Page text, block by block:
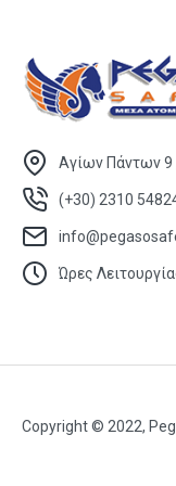
Αγίων Πάντων 9
(+30) 2310
Ώρες
Copyright © 2022,